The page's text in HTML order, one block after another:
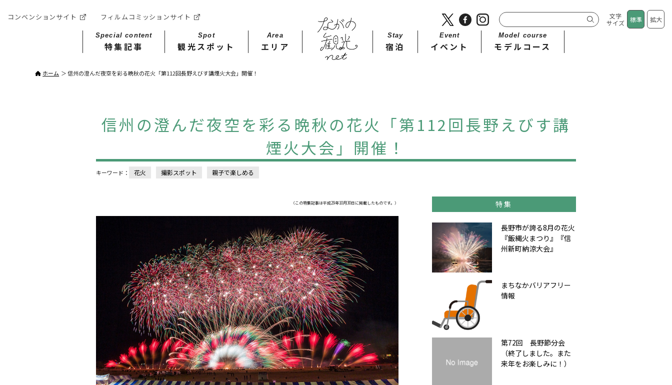
コンベンションサイト フィルムコミッションサイト
文字
サイズ
標準 拡大
Special content
特集記事
Spot
観光スポット
Area
エリア
Stay​
宿泊
Event
イベント
Model course
モデルコース
ホーム 信州の澄んだ夜空を彩る晩秋の花火「第112回長野えびす講煙火大会」開催！
信州の澄んだ夜空を彩る晩秋の花火「第112回長野えびす講
煙火大会」開催！
キーワード： 花火 撮影スポット 親子で楽しめる
（この特集記事は平成29年10月30日に掲載したものです。） 特集
長野市が誇る8月の花火
『飯縄火まつり』『信
州新町納涼大会』
まちなかバリアフリー
情報
第72回 長野節分会
（終了しました。また
来年をお楽しみに！）